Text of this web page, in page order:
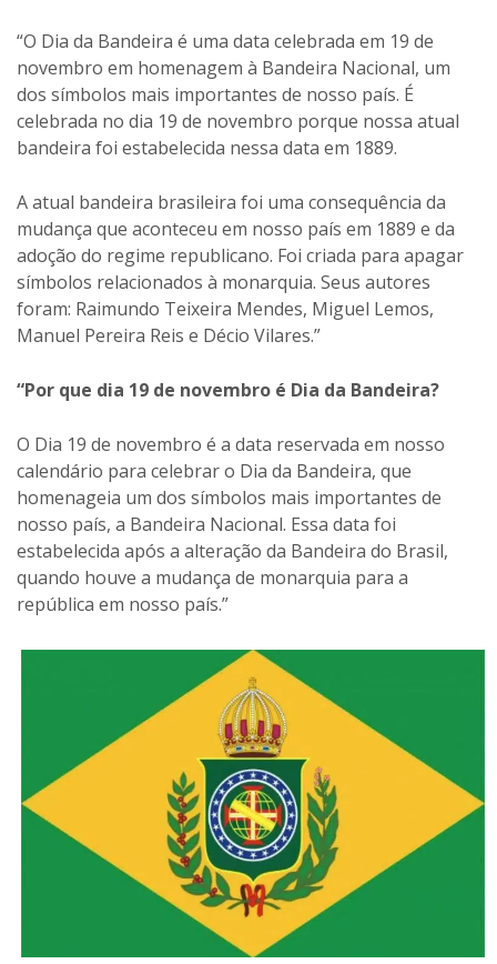
“O Dia da Bandeira é uma data celebrada em 19 de
novembro em homenagem à Bandeira Nacional, um
dos símbolos mais importantes de nosso país. É
celebrada no dia 19 de novembro porque nossa atual
bandeira foi estabelecida nessa data em 1889.
A atual bandeira brasileira foi uma consequência da
mudança que aconteceu em nosso país em 1889 e da
adoção do regime republicano. Foi criada para apagar
símbolos relacionados à monarquia. Seus autores
foram: Raimundo Teixeira Mendes, Miguel Lemos,
Manuel Pereira Reis e Décio Vilares.”
“Por que dia 19 de novembro é Dia da Bandeira?
O Dia 19 de novembro é a data reservada em nosso
calendário para celebrar o Dia da Bandeira, que
homenageia um dos símbolos mais importantes de
nosso país, a Bandeira Nacional. Essa data foi
estabelecida após a alteração da Bandeira do Brasil,
quando houve a mudança de monarquia para a
república em nosso país.”